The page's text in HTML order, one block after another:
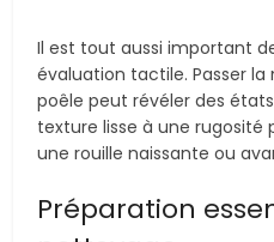
Il est tout aussi important
évaluation tactile. Passer
poêle peut révéler des
texture lisse à une rugosité
une rouille naissante ou
Préparation